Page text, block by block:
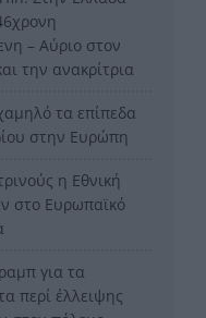
– Αύριο στον
την ανακρίτρια
τα επίπεδα
στην Ευρώπη
η Εθνική
στο Ευρωπαϊκό
για τα
περί έλλειψης